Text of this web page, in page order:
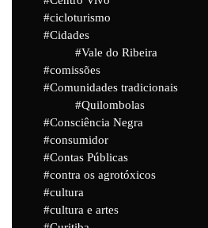
cicloturismo
Cidades
Vale do Ribeira
comissões
Comunidades tradicionais
Quilombolas
Consciência Negra
consumidor
Contas Públicas
contra os agrotóxicos
cultura
cultura e artes